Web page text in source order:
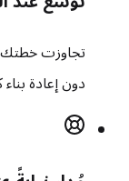
دون إعادة